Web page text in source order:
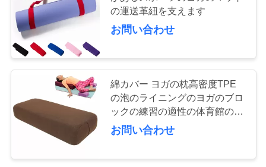
社
案
内
品
管
の運送革紐を支えます
お問い合わせ
綿カバー ヨガの枕高密度TPE
の泡のライニングのヨガのブロ
ックの練習の適性の体育館の細
く
お問い合わせ